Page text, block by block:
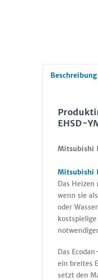
Beschreibung
EHSD-
Mitsubishi
Mitsubishi
Das
wenn sie
oder
Das
ein breites
setzt den